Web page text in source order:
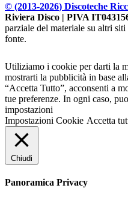
© (2013-2026) Discoteche
Riviera Disco | PIVA
parziale del materiale su altri
fonte.
Utiliziamo i cookie per darti la
mostrarti la pubblicità in base
“Accetta Tutto”, acconsenti a
tue preferenze. In ogni caso,
impostazioni
Impostazioni Cookie Accetta
Chiudi
Panoramica Privacy